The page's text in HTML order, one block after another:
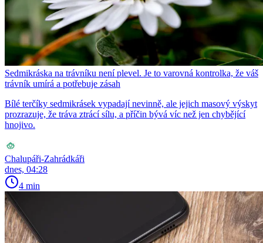
Sedmikráska na trávníku není plevel. Je to varovná kontrolka, že váš
trávník umírá a potřebuje zásah
Bílé terčíky sedmikrásek vypadají nevinně, ale jejich masový výskyt
prozrazuje, že tráva ztrácí sílu, a příčin bývá víc než jen chybějící
hnojivo.
Chalupáři-Zahrádkáři
dnes, 04:28
4 min